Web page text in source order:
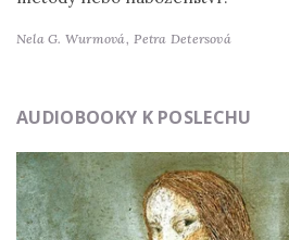
Nela G. Wurmová, Petra Detersová
AUDIOBOOKY K POSLECHU